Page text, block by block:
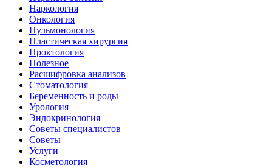
Наркология
Онкология
Пульмонология
Пластическая хирургия
Проктология
Полезное
Расшифровка анализов
Стоматология
Беременность и роды
Урология
Эндокринология
Советы специалистов
Советы
Услуги
Косметология